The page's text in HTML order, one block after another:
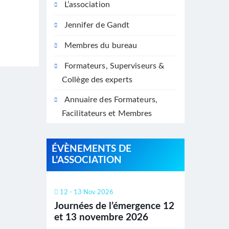
L’association
Jennifer de Gandt
Membres du bureau
Formateurs, Superviseurs &
Collège des experts
Annuaire des Formateurs,
Facilitateurs et Membres
ÉVÈNEMENTS DE
L’ASSOCIATION
12 - 13 Nov 2026
Journées de l’émergence 12
et 13 novembre 2026